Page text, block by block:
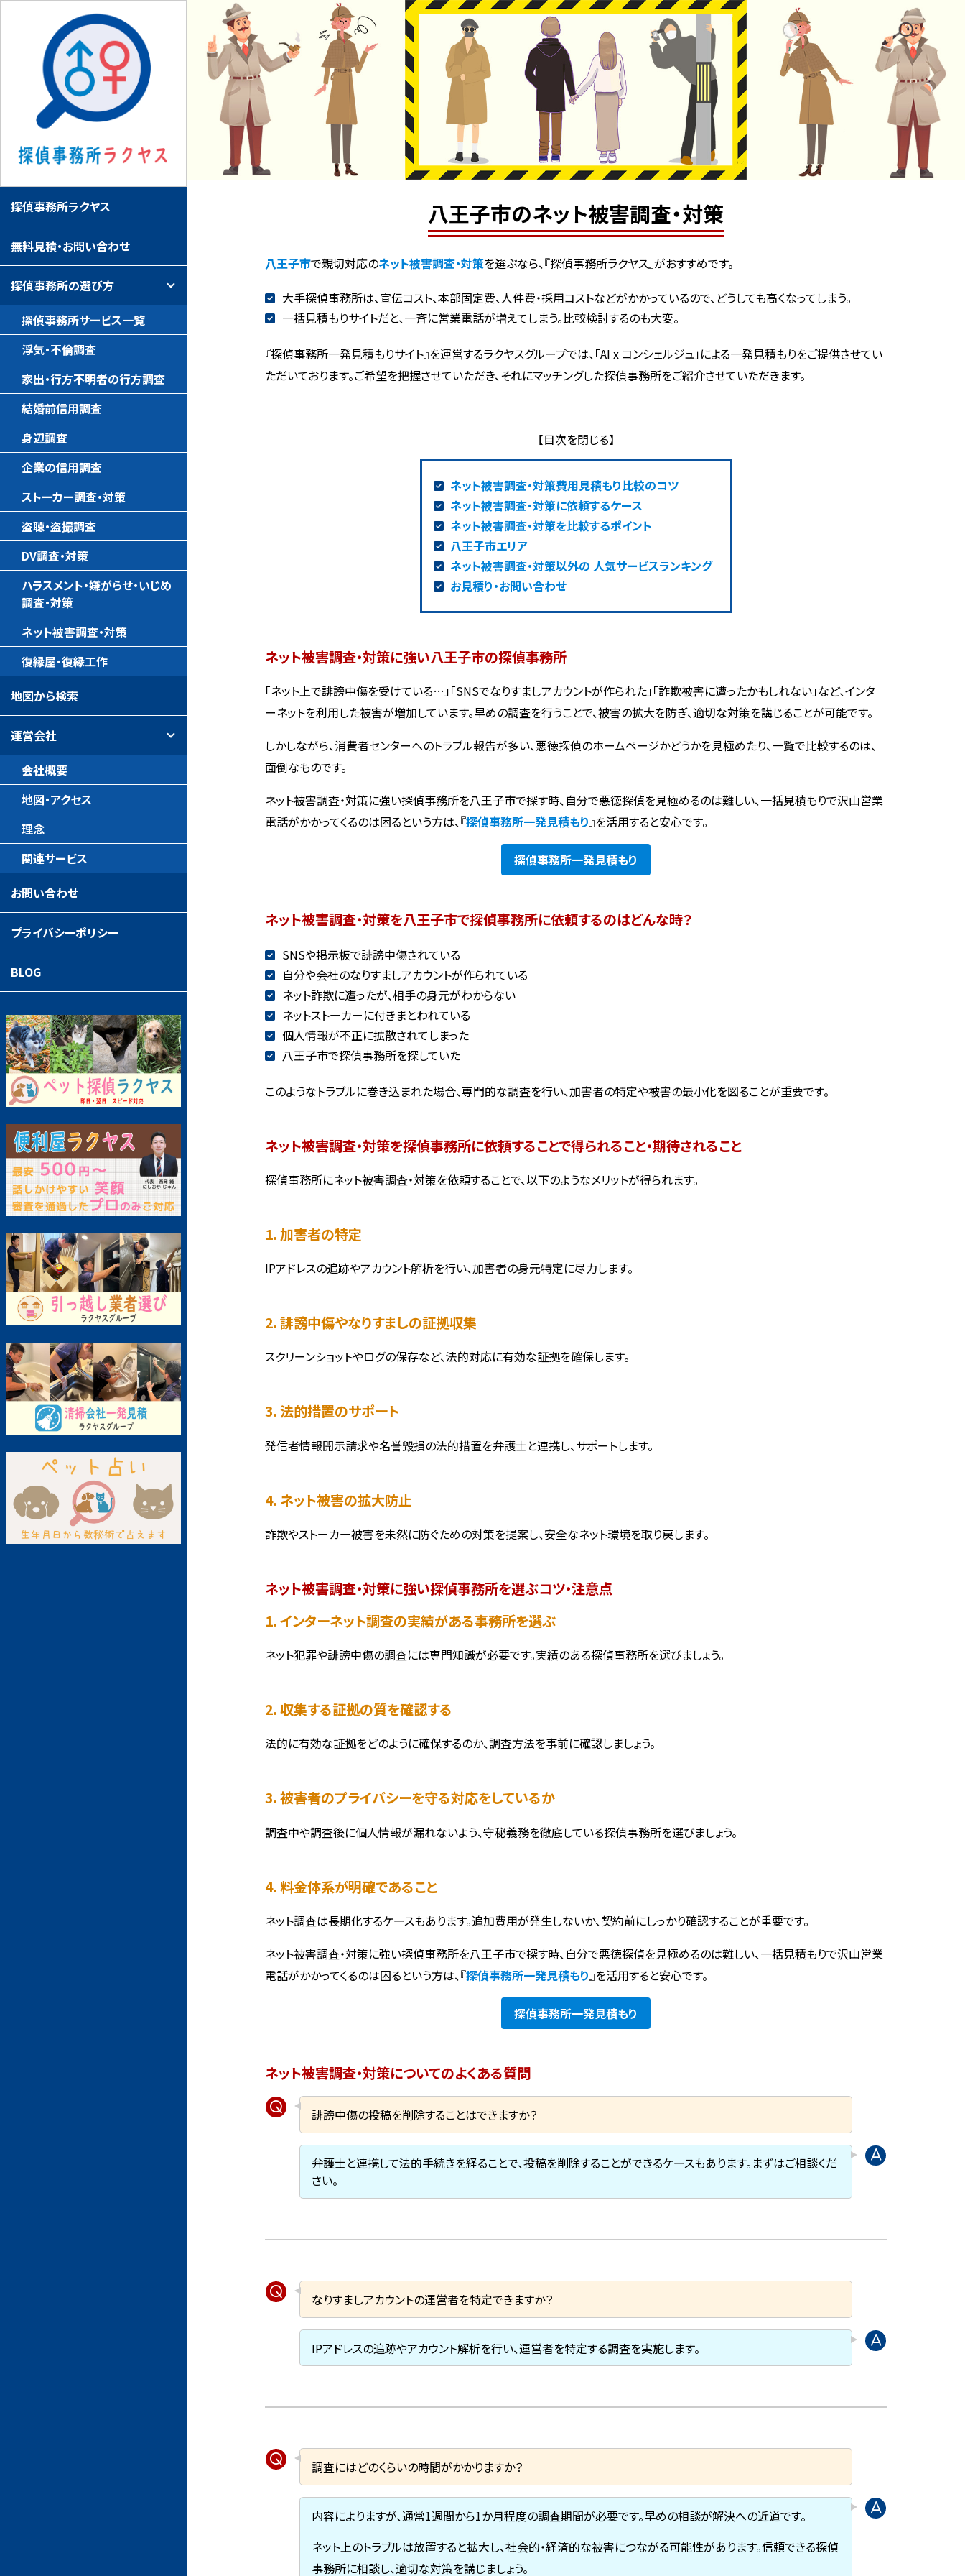
八王子市のネット被害調査・対策
八王子市で親切対応のネット被害調査・対策を選ぶなら、『探偵事務所ラクヤス』がおすすめです。
大手探偵事務所は、宣伝コスト、本部固定費、人件費・採用コストなどがかかっているので、どうしても高くなってしまう。
一括見積もりサイトだと、一斉に営業電話が増えてしまう。比較検討するのも大変。
『探偵事務所一発見積もりサイト』を運営するラクヤスグループでは、「AI x コンシェルジュ」による一発見積もりをご提供させてい
ただいております。ご希望を把握させていただき、それにマッチングした探偵事務所をご紹介させていただきます。
ネット被害調査・対策費用見積もり比較のコツ
ネット被害調査・対策に依頼するケース
ネット被害調査・対策を比較するポイント
八王子市エリア
ネット被害調査・対策以外の 人気サービスランキング
お見積り・お問い合わせ
ネット被害調査・対策に強い八王子市の探偵事務所
「ネット上で誹謗中傷を受けている…」「SNSでなりすましアカウントが作られた」「詐欺被害に遭ったかもしれない」など、インタ
ーネットを利用した被害が増加しています。早めの調査を行うことで、被害の拡大を防ぎ、適切な対策を講じることが可能です。
しかしながら、消費者センターへのトラブル報告が多い、悪徳探偵のホームページかどうかを見極めたり、一覧で比較するのは、
面倒なものです。
ネット被害調査・対策に強い探偵事務所を八王子市で探す時、自分で悪徳探偵を見極めるのは難しい、一括見積もりで沢山営業
電話がかかってくるのは困るという方は、『探偵事務所一発見積もり 』を活用すると安心です。
探偵事務所一発見積もり
ネット被害調査・対策を八王子市で探偵事務所に依頼するのはどんな時？
SNSや掲示板で誹謗中傷されている
自分や会社のなりすましアカウントが作られている
ネット詐欺に遭ったが、相手の身元がわからない
ネットストーカーに付きまとわれている
個人情報が不正に拡散されてしまった
八王子市で探偵事務所を探していた
このようなトラブルに巻き込まれた場合、専門的な調査を行い、加害者の特定や被害の最小化を図ることが重要です。
ネット被害調査・対策を探偵事務所に依頼することで得られること・期待されること
探偵事務所にネット被害調査・対策を依頼することで、以下のようなメリットが得られます。
1. 加害者の特定
IPアドレスの追跡やアカウント解析を行い、加害者の身元特定に尽力します。
2. 誹謗中傷やなりすましの証拠収集
スクリーンショットやログの保存など、法的対応に有効な証拠を確保します。
3. 法的措置のサポート
発信者情報開示請求や名誉毀損の法的措置を弁護士と連携し、サポートします。
4. ネット被害の拡大防止
詐欺やストーカー被害を未然に防ぐための対策を提案し、安全なネット環境を取り戻します。
ネット被害調査・対策に強い探偵事務所を選ぶコツ・注意点
1. インターネット調査の実績がある事務所を選ぶ
ネット犯罪や誹謗中傷の調査には専門知識が必要です。実績のある探偵事務所を選びましょう。
2. 収集する証拠の質を確認する
法的に有効な証拠をどのように確保するのか、調査方法を事前に確認しましょう。
3. 被害者のプライバシーを守る対応をしているか
調査中や調査後に個人情報が漏れないよう、守秘義務を徹底している探偵事務所を選びましょう。
4. 料金体系が明確であること
ネット調査は長期化するケースもあります。追加費用が発生しないか、契約前にしっかり確認することが重要です。
ネット被害調査・対策に強い探偵事務所を八王子市で探す時、自分で悪徳探偵を見極めるのは難しい、一括見積もりで沢山営業
電話がかかってくるのは困るという方は、『探偵事務所一発見積もり 』を活用すると安心です。
探偵事務所一発見積もり
ネット被害調査・対策についてのよくある質問
誹謗中傷の投稿を削除することはできますか？
弁護士と連携して法的手続きを経ることで、投稿を削除することができるケースもあります。まずはご相談くだ
さい。
なりすましアカウントの運営者を特定できますか？
IPアドレスの追跡やアカウント解析を行い、運営者を特定する調査を実施します。
調査にはどのくらいの時間がかかりますか？
内容によりますが、通常1週間から1か月程度の調査期間が必要です。早めの相談が解決への近道です。
ネット上のトラブルは放置すると拡大し、社会的・経済的な被害につながる可能性があります。信頼できる探偵
事務所に相談し、適切な対策を講じましょう。
探偵事務所ラクヤス
無料見積・お問い合わせ
探偵事務所の選び方
探偵事務所サービス一覧
浮気・不倫調査
家出・行方不明者の行方調査
結婚前信用調査
身辺調査
企業の信用調査
ストーカー調査・対策
盗聴・盗撮調査
DV調査・対策
ハラスメント・嫌がらせ・いじめ
調査・対策
ネット被害調査・対策
復縁屋・復縁工作
地図から検索
運営会社
会社概要
地図・アクセス
理念
関連サービス
お問い合わせ
プライバシーポリシー
BLOG